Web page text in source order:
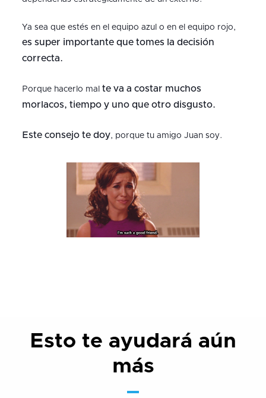
Ya sea que estés en el equipo azul o en el equipo rojo,
es super importante que tomes la decisión
correcta.
Porque hacerlo mal te va a costar muchos
morlacos, tiempo y uno que otro disgusto.
Este consejo te doy, porque tu amigo Juan soy.
Esto te ayudará aún
más